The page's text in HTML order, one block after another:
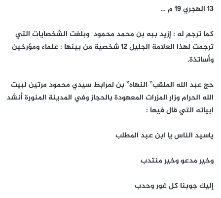
13 الهجري 19 م …
كما ترجم له : إزيد ببه بن محمد محمود وبلغت الشخصايات التي
ترجمت لهذا العلامة الجليل 12 شخصية من بينها : علماء ومؤرخين
وأساتذة.
حج عبد الله الملقب” النهاه” بن لمرابط سيدي محمود مرتين لبيت
الله الحرام وزار المزرات المعهودة بالحجاز وفي المدينة المنورة أنشد
ابياته التي قال فيها :
ياسيد الناس يا ابن عبد المطلب
وخير مدعو وخير منتدب
إليك جوبنا كل غور وحدب